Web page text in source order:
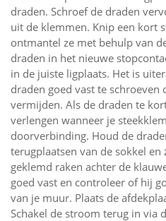
draden. Schroef de draden
uit de klemmen. Knip een kort
ontmantel ze met behulp van
draden in het nieuwe
in de juiste ligplaats. Het is
draden goed vast te
vermijden. Als de draden te
verlengen wanneer je
doorverbinding. Houd de
terugplaatsen van de sokkel
geklemd raken achter de
goed vast en controleer of hij
van je muur. Plaats de
Schakel de stroom terug in via